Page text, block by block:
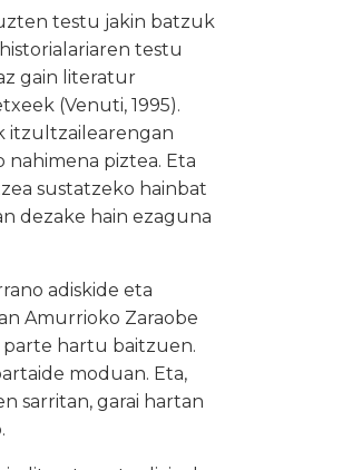
testu jakin batzuk
testu
gain literatur
(Venuti, 1995).
itzultzailearengan
piztea. Eta
sustatzeko hainbat
dezake hain ezaguna
adiskide eta
Amurrioko Zaraobe
hartu baitzuen.
moduan. Eta,
sarritan, garai hartan